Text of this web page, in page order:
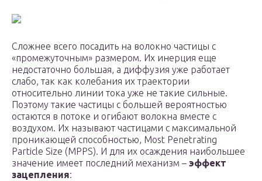
Сложнее всего посадить на волокно частицы с
«промежуточным» размером. Их инерция еще
недостаточно большая, а диффузия уже работает
слабо, так как колебания их траектории
относительно линии тока уже не такие сильные.
Поэтому такие частицы с большей вероятностью
остаются в потоке и огибают волокна вместе с
воздухом. Их называют частицами с максимальной
проникающей способностью, Most Penetrating
Particle Size (MPPS). И для их осаждения наибольшее
значение имеет последний механизм – эффект
зацепления: